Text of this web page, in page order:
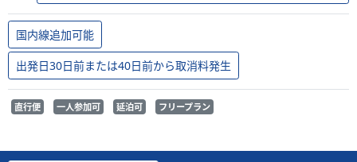
国内線追加可能
出発日30日前または40日前から取消料発生
直行便 一人参加可 延泊可 フリープラン